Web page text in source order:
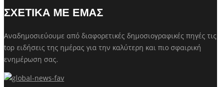
ΣΧΕΤΙΚΑ ΜΕ ΕΜΑΣ
Αναδημοσιεύουμε από διαφορετικές δημοσιογραφικές πηγές τις
top ειδήσεις της ημέρας για την καλύτερη και πιο σφαιρική
ενημέρωση σας.